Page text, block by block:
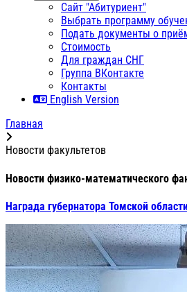
Сайт "Абитуриент"
Выбрать программу
Подать документы о
Стоимость
Для граждан СНГ
Группа ВКонтакте
Контакты
English Version
Главная
Новости факультетов
Новости физико-математического
Награда губернатора Томской